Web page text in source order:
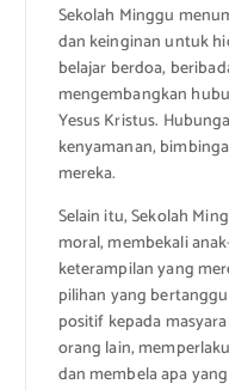
Sekolah Minggu
dan keinginan untuk
belajar berdoa,
mengembangkan
Yesus Kristus.
kenyamanan,
mereka.
Selain itu, Sekolah
moral, membekali
keterampilan yang
pilihan yang
positif kepada
orang lain,
dan membela apa